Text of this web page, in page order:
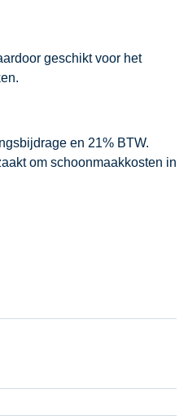
geschikt voor het
en 21% BTW.
om schoonmaakkosten in